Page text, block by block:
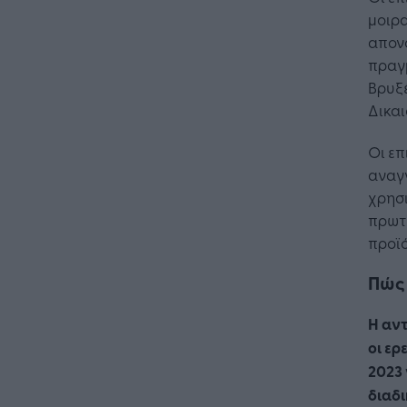
Οι
Πώς
Η
οι